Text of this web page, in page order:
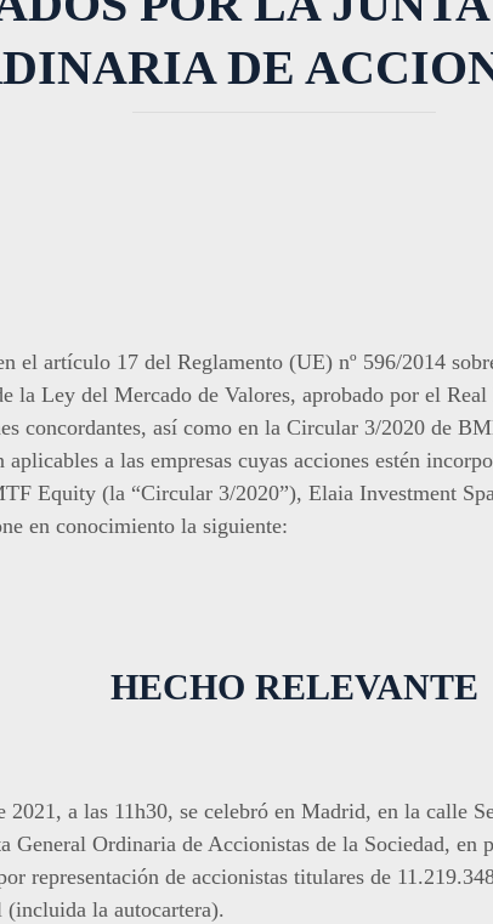
DE
el artículo 17 del Reglamento (UE) nº 596/2014
la Ley del Mercado de Valores, aprobado por el
concordantes, así como en la Circular 3/2020 de
a las empresas cuyas acciones estén
Equity (la “Circular 3/2020”), Elaia Investment
en conocimiento la siguiente:
HECHO RELEVANTE
2021, a las 11h30, se celebró en Madrid, en la calle
General Ordinaria de Accionistas de la Sociedad, en
representación de accionistas titulares de
la autocartera).